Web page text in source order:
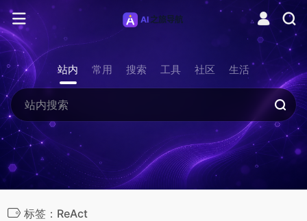
站内 常用 搜索 工具 社区 生活
标签：ReAct